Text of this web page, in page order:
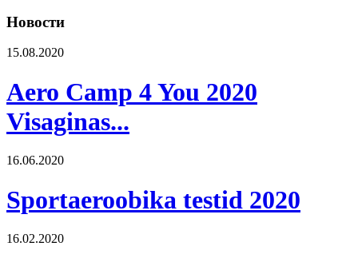
Новости
15.08.2020
Aero Camp 4 You 2020
Visaginas...
16.06.2020
Sportaeroobika testid 2020
16.02.2020